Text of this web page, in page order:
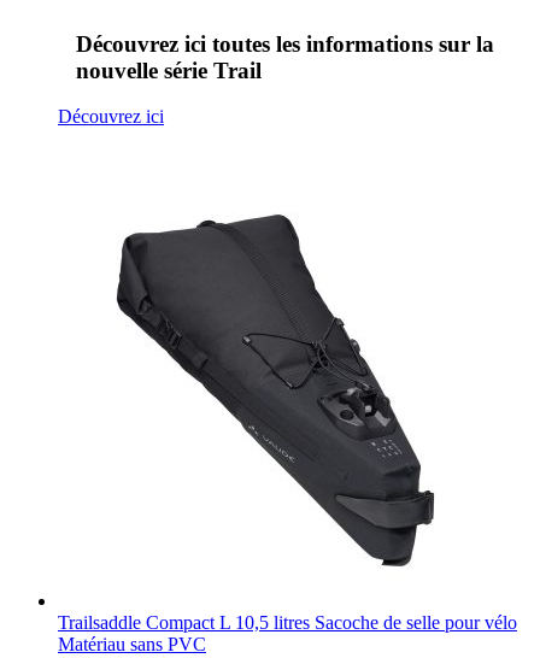
Découvrez ici toutes les informations sur la
nouvelle série Trail
Découvrez ici
Trailsaddle Compact L 10,5 litres Sacoche de selle pour vélo
Matériau sans PVC